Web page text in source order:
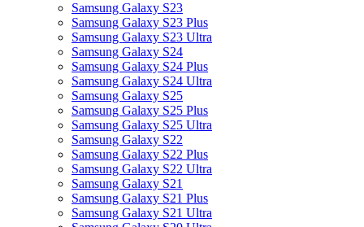
Samsung Galaxy S23
Samsung Galaxy S23 Plus
Samsung Galaxy S23 Ultra
Samsung Galaxy S24
Samsung Galaxy S24 Plus
Samsung Galaxy S24 Ultra
Samsung Galaxy S25
Samsung Galaxy S25 Plus
Samsung Galaxy S25 Ultra
Samsung Galaxy S22
Samsung Galaxy S22 Plus
Samsung Galaxy S22 Ultra
Samsung Galaxy S21
Samsung Galaxy S21 Plus
Samsung Galaxy S21 Ultra